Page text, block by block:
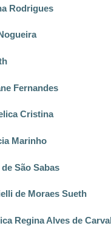
Rodrigues
Fernandes
Cristina
Marinho
São Sabas
de Moraes Sueth
Regina Alves de